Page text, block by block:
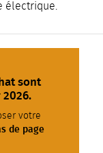
électrique.
sont
votre
de page